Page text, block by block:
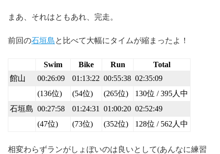
まあ、それはともあれ、完走。
前回の石垣島と比べて大幅にタイムが縮まったよ！
Swim Bike Run
Total
館山
00:26:09 01:13:22 00:55:38 02:35:09
(136位)
(54位) (265位)
130位 / 395人中
石垣島 00:27:58 01:24:31 01:00:20 02:52:49
(47位)
(73位) (352位) 128位 / 562人中
相変わらずランがしょぼいのは良いとして(あんなに練習